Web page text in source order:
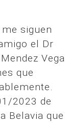
siguen
el Dr
Vega
que
2023 de
Belavia que